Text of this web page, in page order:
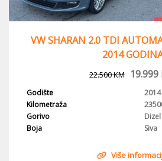
VW SHARAN 2.0 TDI
2014
22.500KM 19.999
Godište
2014
Kilometraža
Gorivo
Dizel
Boja
Siva
Više